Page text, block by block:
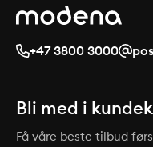
+47 3800 3000
Bli med i
Få våre beste tilbud